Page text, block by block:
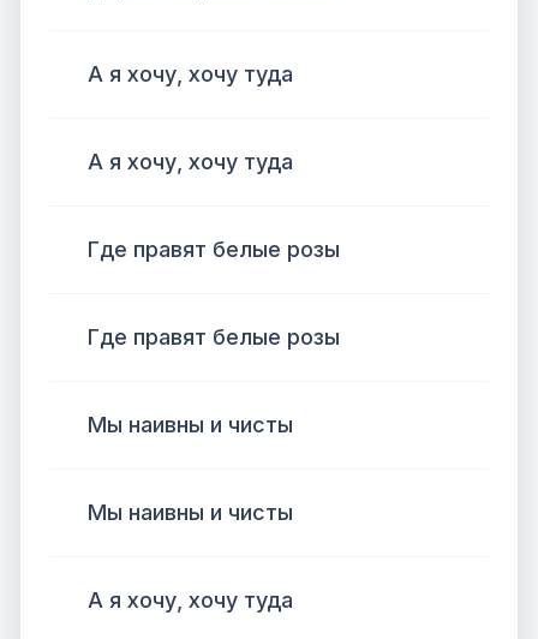
А я хочу, хочу туда
А я хочу, хочу туда
Где правят белые розы
Где правят белые розы
Мы наивны и чисты
Мы наивны и чисты
А я хочу, хочу туда